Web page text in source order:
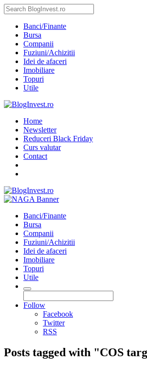
Banci/Finante
Bursa
Companii
Fuziuni/Achizitii
Idei de afaceri
Imobiliare
Topuri
Utile
Home
Newsletter
Reduceri Black Friday
Curs valutar
Contact
Banci/Finante
Bursa
Companii
Fuziuni/Achizitii
Idei de afaceri
Imobiliare
Topuri
Utile
Follow
Facebook
Twitter
RSS
Posts tagged with "COS